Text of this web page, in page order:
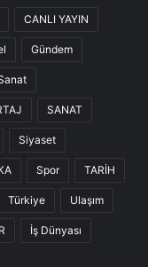
CANLI YAYIN
Gündem
SANAT
Siyaset
Spor TARİH
Türkiye Ulaşım
İş Dünyası